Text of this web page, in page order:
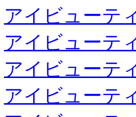
アイビューテ
アイビューテ
アイビューテ
アイビューテ